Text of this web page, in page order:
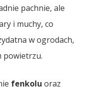
pachnie, ale
i muchy, co
w ogrodach,
powietrzu.
fenkolu oraz